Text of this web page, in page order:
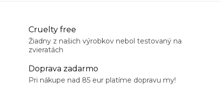
Cruelty free
Žiadny z našich výrobkov nebol testovaný na
zvieratách
Doprava zadarmo
Pri nákupe nad 85 eur platíme dopravu my!